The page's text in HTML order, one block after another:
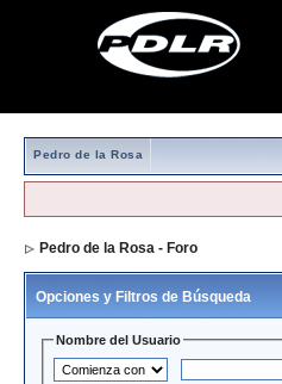
Pedro de la Rosa
Pedro de la Rosa - Foro
Opciones y Filtros de Búsqueda
Nombre del Usuario